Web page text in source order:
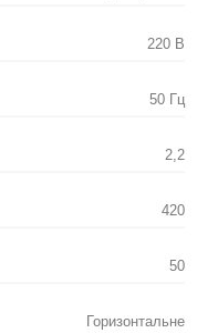
220 В
50 Гц
2,2
420
50
Горизонтальне